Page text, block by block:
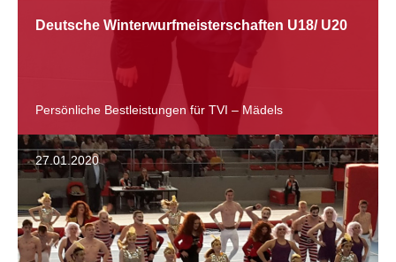
Deutsche Winterwurfmeisterschaften U18/ U20
Persönliche Bestleistungen für TVI – Mädels
27.01.2020